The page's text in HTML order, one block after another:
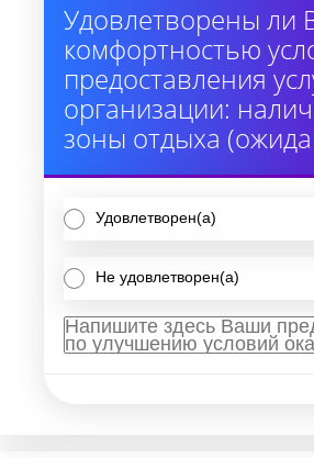
Удовлетворены ли
комфортностью
предоставления
организации:
зоны отдыха
Удовлетворен(а)
Не удовлетворен(а)